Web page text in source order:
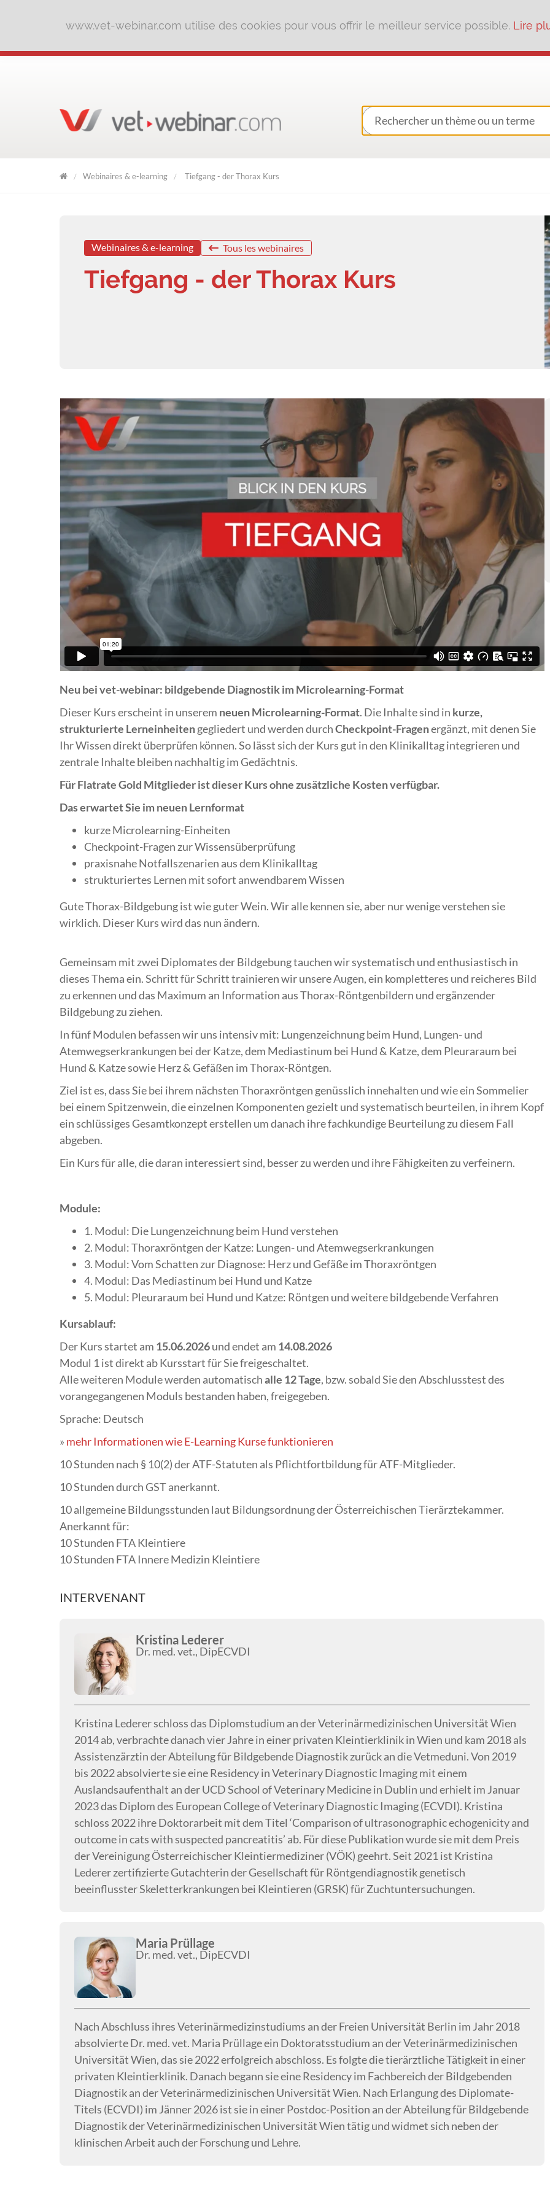
www.vet-webinar.com utilise des cookies pour vous offrir le meilleur service possible. Lire
Webinaires & e-learning Tiefgang - der Thorax Kurs
Webinaires & e-learning Tous les webinaires
Tiefgang - der Thorax Kurs
Neu bei vet-webinar: bildgebende Diagnostik im Microlearning-Format
Dieser Kurs erscheint in unserem neuen Microlearning-Format. Die Inhalte sind in kurze,
strukturierte Lerneinheitengegliedert und werden durchCheckpoint-Fragenergänzt, mit denen Sie
Ihr Wissen direkt überprüfen können. So lässt sich der Kurs gut in den Klinikalltag integrieren und
zentrale Inhalte bleiben nachhaltig im Gedächtnis.
Für Flatrate Gold Mitglieder ist dieser Kurs ohne zusätzliche Kosten verfügbar.
Das erwartet Sie im neuen Lernformat
kurze Microlearning-Einheiten
Checkpoint-Fragen zur Wissensüberprüfung
praxisnahe Notfallszenarien aus dem Klinikalltag
strukturiertes Lernen mit sofort anwendbarem Wissen
Gute Thorax-Bildgebung ist wie guter Wein. Wir alle kennen sie, aber nur wenige verstehen sie
wirklich. Dieser Kurs wird das nun ändern.
Gemeinsam mit zwei Diplomates der Bildgebung tauchen wir systematisch und enthusiastisch in
dieses Thema ein. Schritt für Schritt trainieren wir unsere Augen, ein kompletteres und reicheres Bild
zu erkennen und das Maximum an Information aus Thorax-Röntgenbildern und ergänzender
Bildgebung zu ziehen.
In fünf Modulen befassen wir uns intensiv mit: Lungenzeichnung beim Hund, Lungen- und
Atemwegserkrankungen bei der Katze, dem Mediastinum bei Hund & Katze, dem Pleuraraum bei
Hund & Katze sowie Herz & Gefäßen im Thorax-Röntgen.
Ziel ist es, dass Sie bei ihrem nächsten Thoraxröntgen genüsslich innehalten und wie ein Sommelier
bei einem Spitzenwein, die einzelnen Komponenten gezielt und systematisch beurteilen, in ihrem Kopf
ein schlüssiges Gesamtkonzept erstellen um danach ihre fachkundige Beurteilung zu diesem Fall
abgeben.
Ein Kurs für alle, die daran interessiert sind, besser zu werden und ihre Fähigkeiten zu verfeinern.
Module:
1. Modul: Die Lungenzeichnung beim Hund verstehen
2. Modul: Thoraxröntgen der Katze: Lungen- und Atemwegserkrankungen
3. Modul: Vom Schatten zur Diagnose: Herz und Gefäße im Thoraxröntgen
4. Modul: Das Mediastinum bei Hund und Katze
5. Modul: Pleuraraum bei Hund und Katze: Röntgen und weitere bildgebende Verfahren
Kursablauf:
Der Kurs startet am 15.06.2026und endet am 14.08.2026
Modul 1 ist direkt ab Kursstart für Sie freigeschaltet.
Alle weiteren Module werden automatischalle 12 Tage, bzw. sobald Sie den Abschlusstest des
vorangegangenen Moduls bestanden haben, freigegeben.
Sprache: Deutsch
» mehr Informationen wie E-Learning Kurse funktionieren
10 Stunden nach § 10(2) der ATF-Statuten als Pflichtfortbildung für ATF-Mitglieder.
10 Stunden durch GST anerkannt.
10 allgemeine Bildungsstunden laut Bildungsordnung der Österreichischen Tierärztekammer.
Anerkannt für:
10 Stunden FTA Kleintiere
10 Stunden FTA Innere Medizin Kleintiere
INTERVENANT
Kristina Lederer
Dr. med. vet., DipECVDI
Kristina Lederer schloss das Diplomstudium an der Veterinärmedizinischen Universität Wien
2014 ab, verbrachte danach vier Jahre in einer privaten Kleintierklinik in Wien und kam 2018 als
Assistenzärztin der Abteilung für Bildgebende Diagnostik zurück an die Vetmeduni. Von 2019
bis 2022 absolvierte sie eine Residency in Veterinary Diagnostic Imaging mit einem
Auslandsaufenthalt an der UCD School of Veterinary Medicine in Dublin und erhielt im Januar
2023 das Diplom des European College of Veterinary Diagnostic Imaging (ECVDI). Kristina
schloss 2022 ihre Doktorarbeit mit dem Titel ‘Comparison of ultrasonographic echogenicity and
outcome in cats with suspected pancreatitis’ ab. Für diese Publikation wurde sie mit dem Preis
der Vereinigung Österreichischer Kleintiermediziner (VÖK) geehrt. Seit 2021 ist Kristina
Lederer zertifizierte Gutachterin der Gesellschaft für Röntgendiagnostik genetisch
beeinflusster Skeletterkrankungen bei Kleintieren (GRSK) für Zuchtuntersuchungen.
Maria Prüllage
Dr. med. vet., DipECVDI
Nach Abschluss ihres Veterinärmedizinstudiums an der Freien Universität Berlin im Jahr 2018
absolvierte Dr. med. vet. Maria Prüllage ein Doktoratsstudium an der Veterinärmedizinischen
Universität Wien, das sie 2022 erfolgreich abschloss. Es folgte die tierärztliche Tätigkeit in einer
privaten Kleintierklinik. Danach begann sie eine Residency im Fachbereich der Bildgebenden
Diagnostik an der Veterinärmedizinischen Universität Wien. Nach Erlangung des Diplomate-
Titels (ECVDI) im Jänner 2026 ist sie in einer Postdoc-Position an der Abteilung für Bildgebende
Diagnostik der Veterinärmedizinischen Universität Wien tätig und widmet sich neben der
klinischen Arbeit auch der Forschung und Lehre.